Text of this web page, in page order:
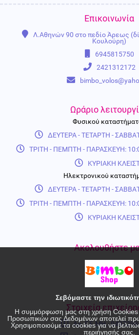
Σεβόμαστε την
Η συμμόρφωση μας στη χρήση Cookies
Προσωπικών σας Δεδομένων αποτελεί
Χρησιμοποιούμε τα cookies για να
περιήγησής σας.
Επικοινωνία
Λ.Αθηνών 90 στο πεδίο Άρεως
Κουλούρη)
6945815750
2421312172
Ωράριο
Φυσικού
ΔΕΥΤΕΡΑ - ΤΕΤΑΡΤΗ -
ΤΡΙΤΗ - ΠΕΜΠΤΗ - ΠΑΡΑΣΚΕΥΗ:
ΚΥΡΙΑΚΗ
Ηλεκτρονικού
ΔΕΥΤΕΡΑ - ΤΕΤΑΡΤΗ -
ΤΡΙΤΗ - ΠΕΜΠΤΗ - ΠΑΡΑΣΚΕΥΗ:
ΚΥΡΙΑΚΗ
Ακολουθήστε
Στοιχεία
Αρ. Γ.Ε.ΜΗ.: